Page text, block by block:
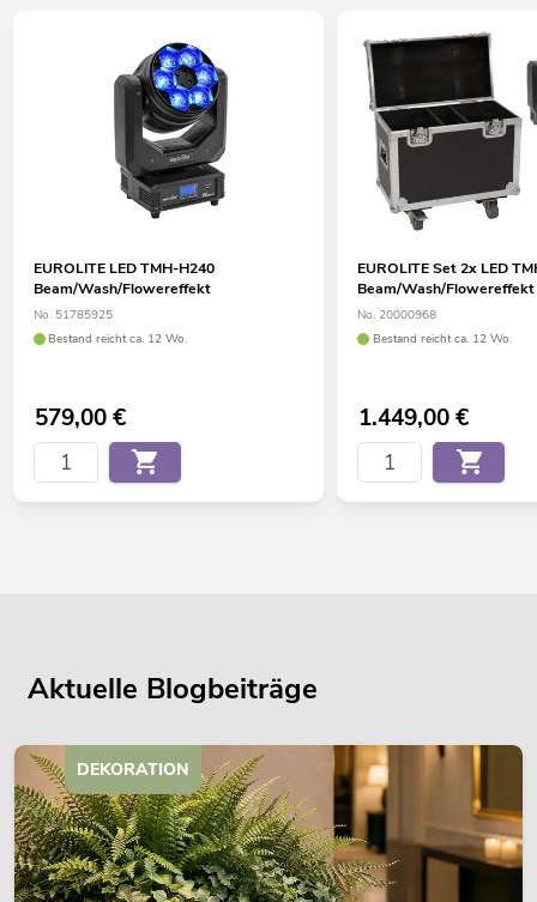
EUROLITE LED TMH-H240
Beam/Wash/Flowereffekt
No. 51785925
Bestand reicht ca. 12 Wo.
579,00€
EUROLITE Set 2x LED
Beam/Wash/Flowereffekt
No. 20000968
Bestand reicht ca. 12 Wo.
1.449,00€
Aktuelle Blogbeiträge
DEKORATION